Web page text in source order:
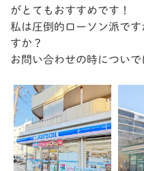
がとてもおすすめです！
私は圧倒的ローソン派で
すか？
お問い合わせの時についで